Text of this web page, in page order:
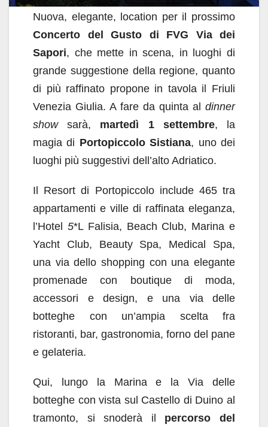
Nuova, elegante, location per il prossimo
Concerto del Gusto di FVG Via dei
Sapori, che mette in scena, in luoghi di
grande suggestione della regione, quanto
di più raffinato propone in tavola il Friuli
Venezia Giulia. A fare da quinta al dinner
showsarà, martedì 1 settembre, la
magia di Portopiccolo Sistiana, uno dei
luoghi più suggestivi dell’alto Adriatico.
Il Resort di Portopiccolo include 465 tra
appartamenti e ville di raffinata eleganza,
l’Hotel 5*L Falisia, Beach Club, Marina e
Yacht Club, Beauty Spa, Medical Spa,
una via dello shopping con una elegante
promenade con boutique di moda,
accessori e design, e una via delle
botteghe con un’ampia scelta fra
ristoranti, bar, gastronomia, forno del pane
e gelateria.
Qui, lungo la Marina e la Via delle
botteghe con vista sul Castello di Duino al
tramonto, si snoderà il percorso del